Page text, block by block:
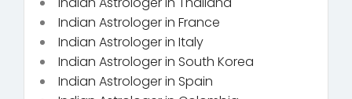
Indian Astrologer in France
Indian Astrologer in Italy
Indian Astrologer in South Korea
Indian Astrologer in Spain